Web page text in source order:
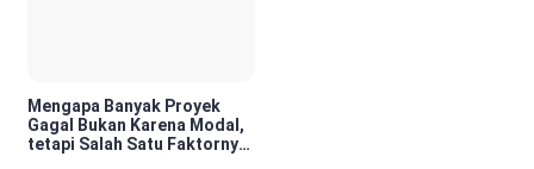
Mengapa Banyak Proyek
Gagal Bukan Karena Modal,
tetapi Salah Satu Faktornya